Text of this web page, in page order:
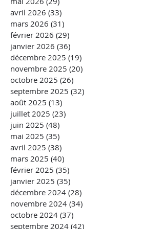
avril 2026 (33)
mars 2026 (31)
février 2026 (29)
janvier 2026 (36)
décembre 2025 (19)
novembre 2025 (20)
octobre 2025 (26)
septembre 2025 (32)
août 2025 (13)
juillet 2025 (23)
juin 2025 (48)
mai 2025 (35)
avril 2025 (38)
mars 2025 (40)
février 2025 (35)
janvier 2025 (35)
décembre 2024 (28)
novembre 2024 (34)
octobre 2024 (37)
septembre 2024 (42)